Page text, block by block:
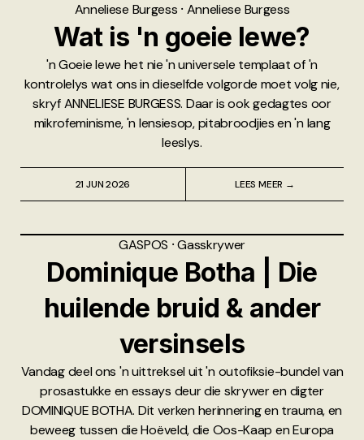
Anneliese Burgess ⸱ Anneliese Burgess
Wat is 'n goeie lewe?
'n Goeie lewe het nie 'n universele templaat of 'n
kontrolelys wat ons in dieselfde volgorde moet volg nie,
skryf ANNELIESE BURGESS. Daar is ook gedagtes oor
mikrofeminisme, 'n lensiesop, pitabroodjies en 'n lang
leeslys.
21 JUN 2026 LEES MEER →
GASPOS ⸱Gasskrywer
Dominique Botha | Die
huilende bruid & ander
versinsels
Vandag deel ons 'n uittreksel uit 'n outofiksie-bundel van
prosastukke en essays deur die skrywer en digter
DOMINIQUE BOTHA. Dit verken herinnering en trauma, en
beweeg tussen die Hoëveld, die Oos-Kaap en Europa